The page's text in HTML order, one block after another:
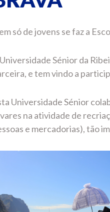
só de jovens se faz a
Sénior da
e tem vindo a
Universidade Sénior
na atividade de
e mercadorias), tão